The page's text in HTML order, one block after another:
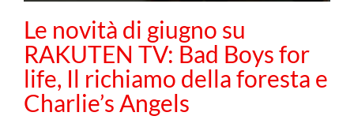
Le novità di giugno su
RAKUTEN TV: Bad Boys for
life, Il richiamo della foresta e
Charlie’s Angels